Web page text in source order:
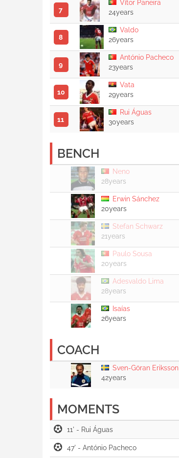
7
Vítor Paneira
24years
8
Valdo
26years
9
António Pacheco
23years
10
Vata
29years
11
Rui Águas
30years
BENCH
Neno
28years
Erwin Sánchez
20years
Stefan Schwarz
21years
Paulo Sousa
20years
Adesvaldo Lima
28years
Isaías
26years
COACH
Sven-Göran Eriksson
42years
MOMENTS
11' -
47' -